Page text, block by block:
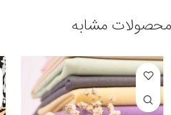
محصولات مشابه